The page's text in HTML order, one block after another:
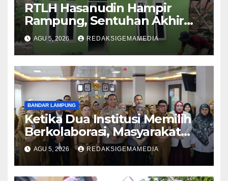
RTLH Hasanudin Hampir
Rampung, Sentuhan Akhir
Wujudkan Rumah Layak Huni
AGU 5, 2026 REDAKSIGEMAMEDIA
BANDAR LAMPUNG
Ketika Dua Institusi Memilih
Berkolaborasi, Masyarakat
Menjadi Pihak yang Paling
Terlindungi
AGU 5, 2026 REDAKSIGEMAMEDIA